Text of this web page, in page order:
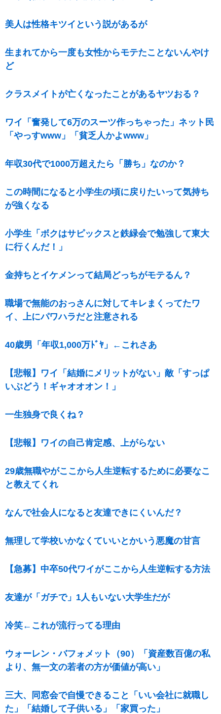
美人は性格キツイという説があるが
生まれてから一度も女性からモテたことないんやけ
ど
クラスメイトが亡くなったことがあるヤツおる？
ワイ「奮発して6万のスーツ作っちゃった」ネット民
「やっすwww」「貧乏人かよwww」
年収30代で1000万超えたら「勝ち」なのか？
この時間になると小学生の頃に戻りたいって気持ち
が強くなる
小学生「ボクはサピックスと鉄緑会で勉強して東大
に行くんだ！」
金持ちとイケメンって結局どっちがモテるん？
職場で無能のおっさんに対してキレまくってたワ
イ、上にパワハラだと注意される
40歳男「年収1,000万ﾄﾞﾔ」←これさあ
【悲報】ワイ「結婚にメリットがない」敵「すっぱ
いぶどう！ギャオオオン！」
一生独身で良くね？
【悲報】ワイの自己肯定感、上がらない
29歳無職やがここから人生逆転するために必要なこ
と教えてくれ
なんで社会人になると友達できにくいんだ？
無理して学校いかなくていいとかいう悪魔の甘言
【急募】中卒50代ワイがここから人生逆転する方法
友達が「ガチで」1人もいない大学生だが
冷笑←これが流行ってる理由
ウォーレン・バフォメット（90）「資産数百億の私
より、無一文の若者の方が価値が高い」
三大、同窓会で自慢できること「いい会社に就職し
た」「結婚して子供いる」「家買った」